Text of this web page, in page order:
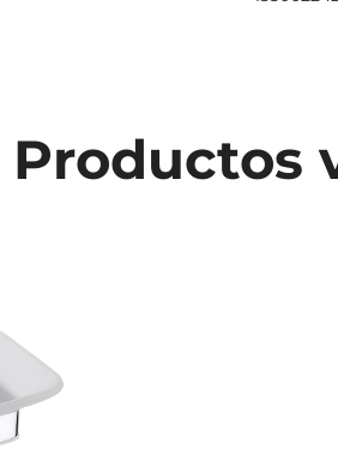
Productos